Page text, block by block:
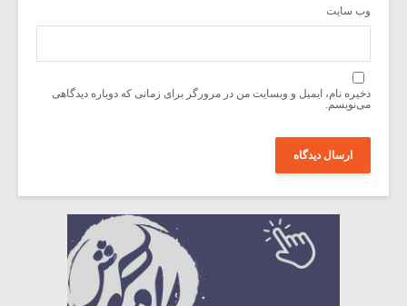
وب‌ سایت
ذخیره نام، ایمیل و وبسایت من در مرورگر برای زمانی که دوباره دیدگاهی
می‌نویسم.